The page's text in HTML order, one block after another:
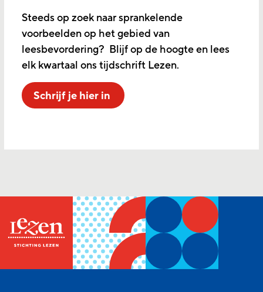
Steeds op zoek naar sprankelende
voorbeelden op het gebied van
leesbevordering? Blijf op de hoogte en lees
elk kwartaal ons tijdschrift Lezen.
Schrijf je hier in